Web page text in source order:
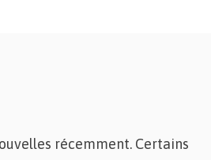
récemment. Certains